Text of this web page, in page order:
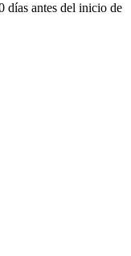
días antes del inicio de